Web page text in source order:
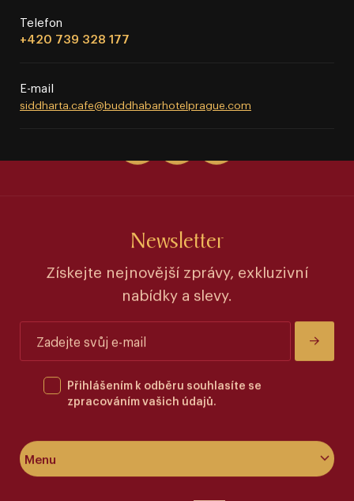
Telefon
+420 739 328 177
E⁠⁠⁠⁠⁠⁠⁠⁠⁠⁠⁠⁠-⁠⁠⁠⁠⁠⁠⁠⁠⁠⁠⁠⁠mail
siddharta.cafe@buddhabarhotelprague.com
Menu
Newsletter
Získejte nejnovější zprávy, exkluzivní
nabídky a slevy.
Přihlášením k odběru souhlasíte se
zpracováním vašich údajů.